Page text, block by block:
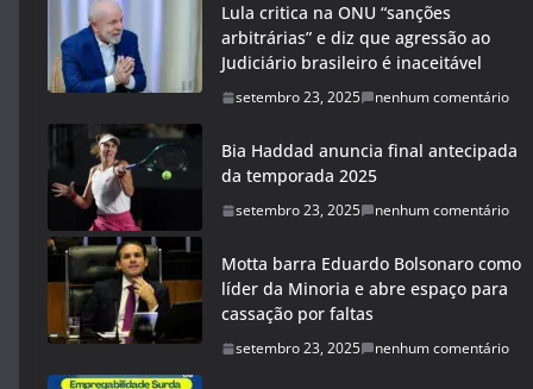
Lula critica na ONU “sanções
arbitrárias” e diz que agressão ao
Judiciário brasileiro é inaceitável
setembro 23, 2025 nenhum comentário
Bia Haddad anuncia final antecipada
da temporada 2025
setembro 23, 2025 nenhum comentário
Motta barra Eduardo Bolsonaro como
líder da Minoria e abre espaço para
cassação por faltas
setembro 23, 2025 nenhum comentário